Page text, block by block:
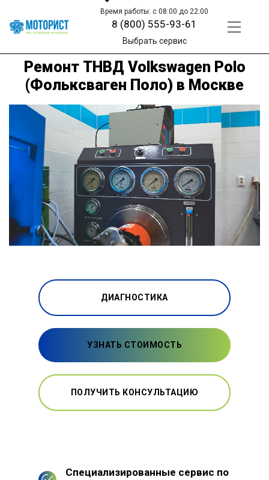
Время работы: с 08:00 до 22:00
8 (800) 555-93-61
Выбрать сервис
Ремонт ТНВД Volkswagen Polo
(Фольксваген Поло) в Москве
ДИАГНОСТИКА
УЗНАТЬ СТОИМОСТЬ
ПОЛУЧИТЬ КОНСУЛЬТАЦИЮ
Специализированные сервис по